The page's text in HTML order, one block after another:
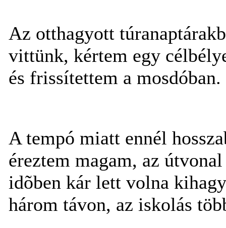
Az otthagyott
vittünk, kértem egy
és frissítettem a mosdóban.
A tempó miatt ennél
éreztem magam, az
idõben kár lett volna
három távon, az iskolás